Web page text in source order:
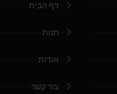
דף הבית
חנות
אודות
צור קשר